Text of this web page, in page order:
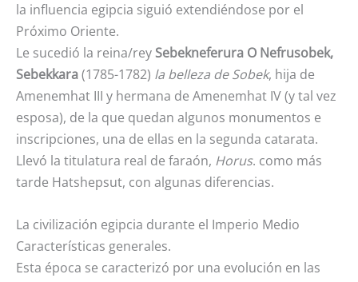
la influencia egipcia siguió extendiéndose por el
Próximo Oriente.
Le sucedió la reina/rey Sebekneferura O Nefrusobek,
Sebekkara(1785-1782) la belleza de Sobek, hija de
Amenemhat III y hermana de Amenemhat IV (y tal vez
esposa), de la que quedan algunos monumentos e
inscripciones, una de ellas en la segunda catarata.
Llevó la titulatura real de faraón, Horus. como más
tarde Hatshepsut, con algunas diferencias.
La civilización egipcia durante el Imperio Medio
Características generales.
Esta época se caracterizó por una evolución en las